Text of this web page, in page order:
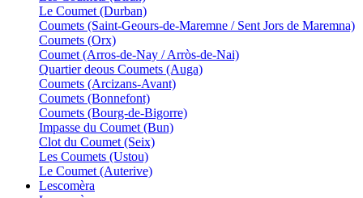
Le Coumet (Durban)
Coumets (Saint-Geours-de-Maremne / Sent Jors de Maremna)
Coumets (Orx)
Coumet (Arros-de-Nay / Arròs-de-Nai)
Quartier deous Coumets (Auga)
Coumets (Arcizans-Avant)
Coumets (Bonnefont)
Coumets (Bourg-de-Bigorre)
Impasse du Coumet (Bun)
Clot du Coumet (Seix)
Les Coumets (Ustou)
Le Coumet (Auterive)
Lescomèra